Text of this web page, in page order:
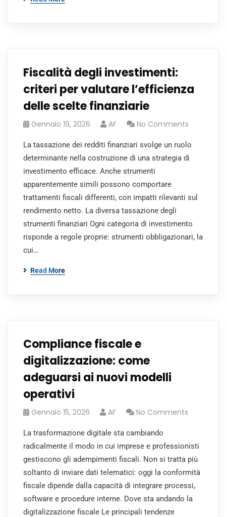
Fiscalità degli investimenti:
criteri per valutare l’efficienza
delle scelte finanziarie
Gennaio 19, 2026 AF No Comments
La tassazione dei redditi finanziari svolge un ruolo
determinante nella costruzione di una strategia di
investimento efficace. Anche strumenti
apparentemente simili possono comportare
trattamenti fiscali differenti, con impatti rilevanti sul
rendimento netto. La diversa tassazione degli
strumenti finanziari Ogni categoria di investimento
risponde a regole proprie: strumenti obbligazionari, la
cui…
Read More
Compliance fiscale e
digitalizzazione: come
adeguarsi ai nuovi modelli
operativi
Gennaio 15, 2026 AF No Comments
La trasformazione digitale sta cambiando
radicalmente il modo in cui imprese e professionisti
gestiscono gli adempimenti fiscali. Non si tratta più
soltanto di inviare dati telematici: oggi la conformità
fiscale dipende dalla capacità di integrare processi,
software e procedure interne. Dove sta andando la
digitalizzazione fiscale Le principali tendenze